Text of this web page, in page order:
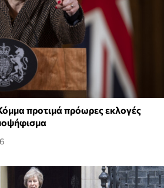
προτιμά πρόωρες εκλογές